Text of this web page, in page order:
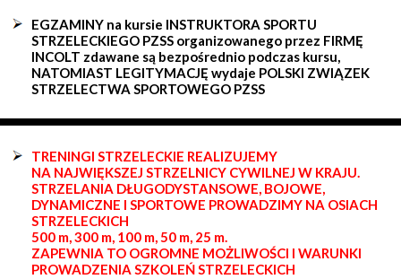
EGZAMINY na kursie INSTRUKTORA SPORTU
STRZELECKIEGO PZSS organizowanego przez FIRMĘ
INCOLT zdawane są bezpośrednio podczas kursu,
NATOMIAST LEGITYMACJĘ wydaje POLSKI ZWIĄZEK
STRZELECTWA SPORTOWEGO PZSS
TRENINGI STRZELECKIE REALIZUJEMY
NA NAJWIĘKSZEJ STRZELNICY CYWILNEJ W KRAJU.
STRZELANIA DŁUGODYSTANSOWE, BOJOWE,
DYNAMICZNE I SPORTOWE PROWADZIMY NA OSIACH
STRZELECKICH
500 m, 300 m, 100 m, 50 m, 25 m.
ZAPEWNIA TO OGROMNE MOŻLIWOŚCI I WARUNKI
PROWADZENIA SZKOLEŃ STRZELECKICH